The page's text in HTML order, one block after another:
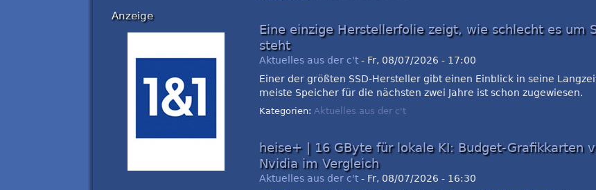
Eine einzige Herstellerfolie zeigt, wie schlecht es um
steht
Aktuelles aus der c't - Fr, 08/07/2026 - 17:00
Einer der größten SSD-Hersteller gibt einen Einblick in seine
meiste Speicher für die nächsten zwei Jahre ist schon zugewiesen.
Kategorien:Aktuelles aus der c't
heise+ | 16 GByte für lokale KI: Budget-Grafikkarten
Nvidia im Vergleich
Aktuelles aus der c't - Fr, 08/07/2026 - 16:30
Anzeige